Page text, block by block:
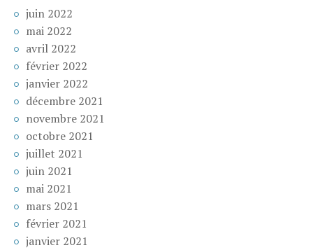
juin 2022
mai 2022
avril 2022
février 2022
janvier 2022
décembre 2021
novembre 2021
octobre 2021
juillet 2021
juin 2021
mai 2021
mars 2021
février 2021
janvier 2021